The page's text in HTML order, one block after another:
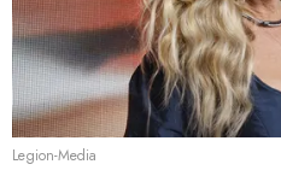
Legion-Media